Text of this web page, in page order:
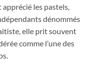
les pastels,
dénommés
elle prit souvent
comme l’une des